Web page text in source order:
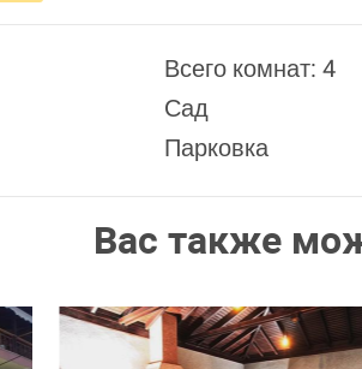
Всего комнат: 4
Сад
Парковка
Вас также